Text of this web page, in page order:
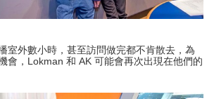
室外數小時，甚至訪問做完都不肯散去，為
會，Lokman 和 AK 可能會再次出現在他們的